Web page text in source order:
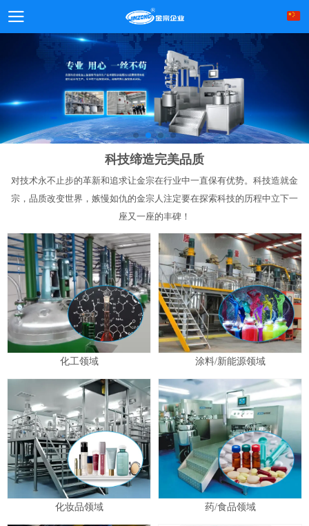
科技缔造完美品质
对技术永不止步的革新和追求让金宗在行业中一直保有优势。科技造就金
宗，品质改变世界，嫉慢如仇的金宗人注定要在探索科技的历程中立下一
座又一座的丰碑！
化工领域 涂料/新能源领域
化妆品领域 药/食品领域